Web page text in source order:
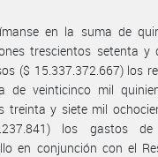
en la suma de
trescientos setenta y
($ 15.337.372.667) los
de veinticinco mil
treinta y siete mil
los gastos
en conjunción con el